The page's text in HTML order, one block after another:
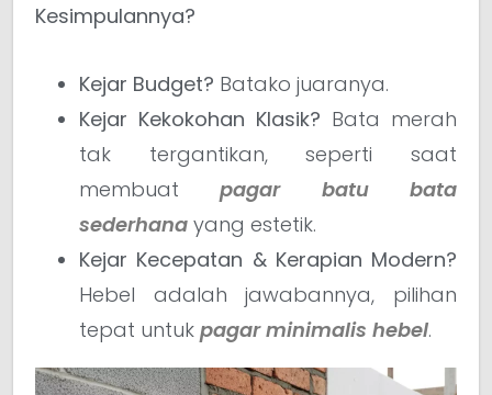
Kesimpulannya?
Kejar Budget? Batako juaranya.
Kejar Kekokohan Klasik? Bata merah
tak tergantikan, seperti saat
membuatpagar batu bata
sederhana yang estetik.
Kejar Kecepatan & Kerapian Modern?
Hebel adalah jawabannya, pilihan
tepat untuk pagar minimalis hebel.